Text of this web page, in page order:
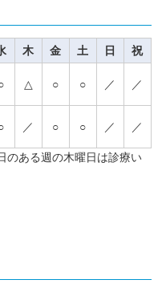
木 金 土 日
祝
△ ○ ○ ／ ／
／ ○ ○ ／ ／
のある週の木曜日は診療い